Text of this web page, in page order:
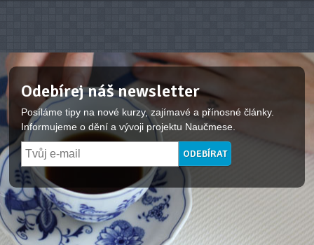
Odebírej náš newsletter
Posíláme tipy na nové kurzy, zajímavé a přínosné články.
Informujeme o dění a vývoji projektu Naučmese.